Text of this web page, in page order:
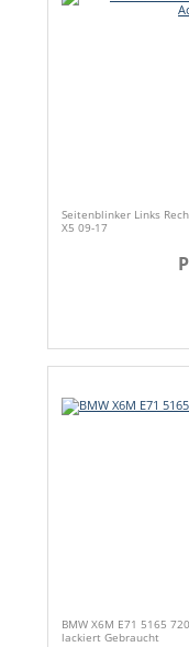
Seitenblinker Links
X5 09-17
BMW X6M E71 5165
lackiert Gebraucht